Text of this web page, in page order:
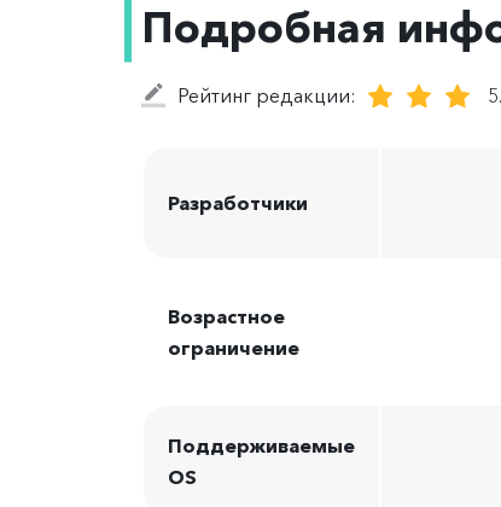
Подробная
Рейтинг редакции:
Разработчики
Возрастное
ограничение
Поддерживаемые
OS